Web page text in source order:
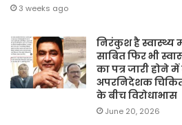
3 weeks ago
निरंकुश है स्वास्थ्य
साबित फिर भी
का पत्र जारी होने
अपरनिदेशक
के बीच विरोधाभास
June 20, 2026